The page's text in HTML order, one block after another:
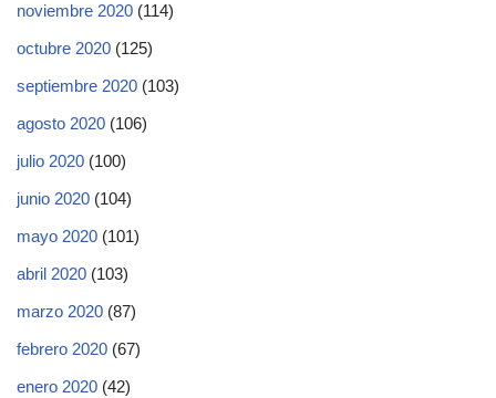
noviembre 2020 (114)
octubre 2020 (125)
septiembre 2020 (103)
agosto 2020 (106)
julio 2020 (100)
junio 2020 (104)
mayo 2020 (101)
abril 2020 (103)
marzo 2020 (87)
febrero 2020 (67)
enero 2020 (42)